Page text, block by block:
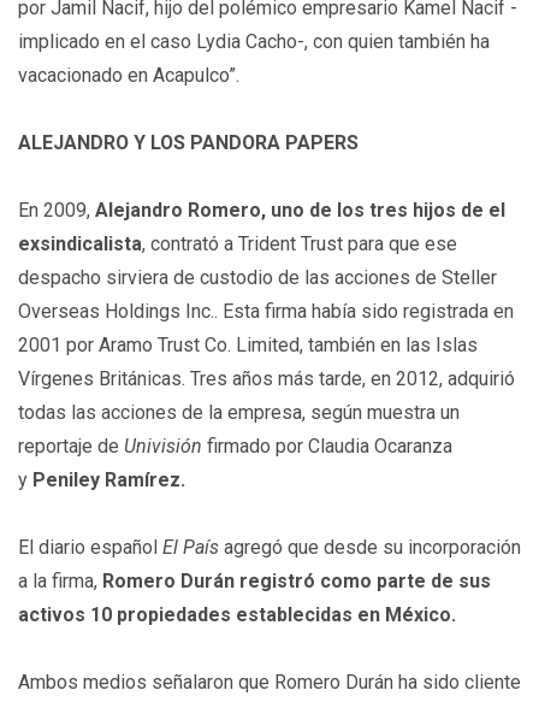
por Jamil Nacif, hijo del polémico empresario Kamel Nacif -
implicado en el caso Lydia Cacho-, con quien también ha
vacacionado en Acapulco”.
ALEJANDRO Y LOS PANDORA PAPERS
En 2009, Alejandro Romero, uno de los tres hijos de el
exsindicalista, contrató a Trident Trust para que ese
despacho sirviera de custodio de las acciones de Steller
Overseas Holdings Inc.. Esta firma había sido registrada en
2001 por Aramo Trust Co. Limited, también en las Islas
Vírgenes Británicas. Tres años más tarde, en 2012, adquirió
todas las acciones de la empresa, según muestra un
reportaje de Univisión firmado por Claudia Ocaranza
y Peniley Ramírez.
El diario español El País agregó que desde su incorporación
a la firma, Romero Durán registró como parte de sus
activos 10 propiedades establecidas en México.
Ambos medios señalaron que Romero Durán ha sido cliente